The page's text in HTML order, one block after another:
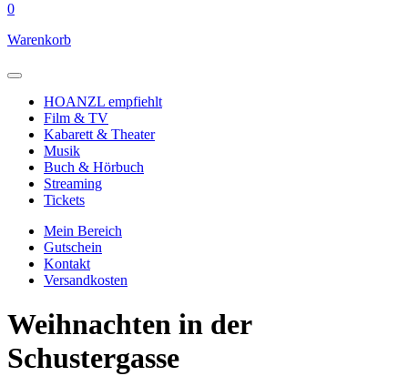
0
Warenkorb
HOANZL empfiehlt
Film & TV
Kabarett & Theater
Musik
Buch & Hörbuch
Streaming
Tickets
Mein Bereich
Gutschein
Kontakt
Versandkosten
Weihnachten in der
Schustergasse